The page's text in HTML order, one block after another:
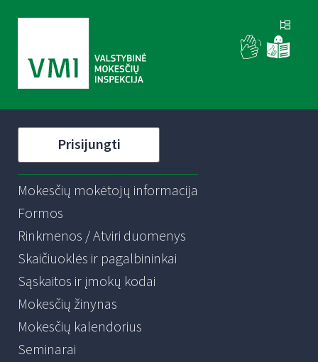
Prisijungti
Mokesčių mokėtojų informacija
Formos
Rinkmenos / Atviri duomenys
Skaičiuoklės ir pagalbininkai
Sąskaitos ir įmokų kodai
Mokesčių žinynas
Mokesčių kalendorius
Seminarai